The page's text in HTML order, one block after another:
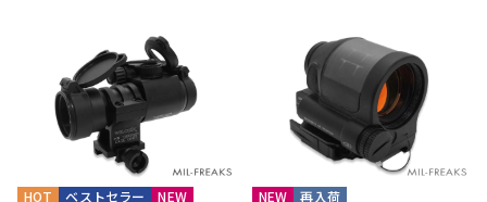
HOT NEW
ベストセラー NEW 再入荷